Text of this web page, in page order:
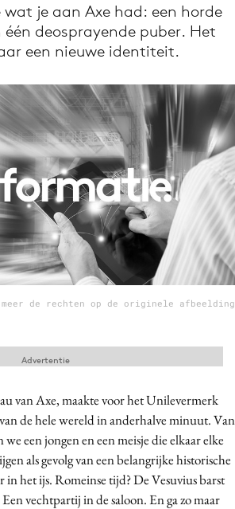
Download de app
nieuws via de Adformatie
Nieuws app
je aan Axe had: een horde
deosprayende puber. Het
een nieuwe identiteit.
meer de rechten op de originele afbeelding
van Axe, maakte voor het Unilevermerk
de hele wereld in anderhalve minuut. Van
een jongen en een meisje die elkaar elke
als gevolg van een belangrijke historische
het ijs. Romeinse tijd? De Vesuvius barst
vechtpartij in de saloon. En ga zo maar
Advertentie